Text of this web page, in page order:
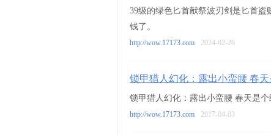
39级的绿色匕首献祭波刃剑是匕首
钱了。
http://wow.17173.com 2024-02-26
锁甲猎人幻化：露出小蛮腰 春天
锁甲猎人幻化：露出小蛮腰 春天是
http://wow.17173.com 2017-04-03